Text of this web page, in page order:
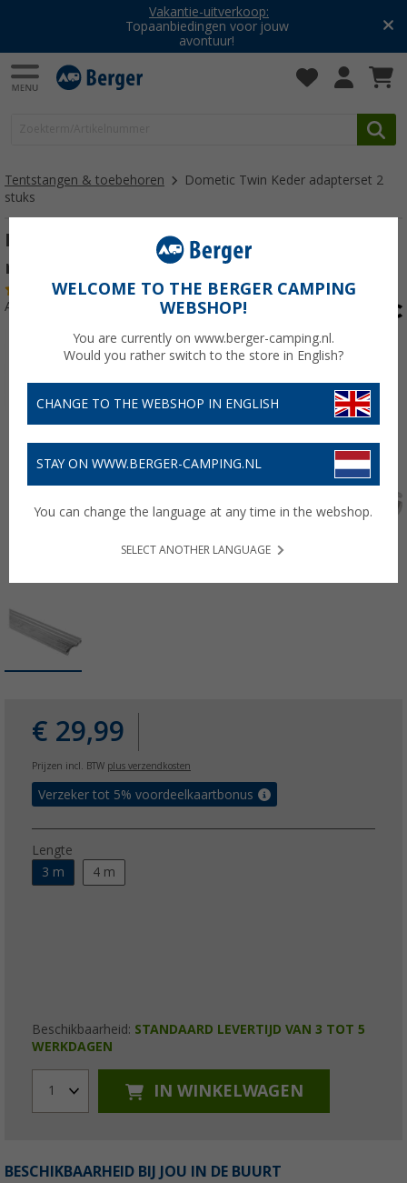
Vakantie-uitverkoop:
Topaanbiedingen voor jouw
avontuur!
Tentstangen & toebehoren
Dometic Twin Keder adapterset 2
stuks
Dometic Twin Keder adapterset 2 stuks 3
m
(6)
Artikelnr: 349290
€ 29,99
Prijzen incl. BTW plus verzendkosten
Verzeker tot 5% voordeelkaartbonus
Lengte
3 m
4 m
Beschikbaarheid: STANDAARD LEVERTIJD VAN 3 TOT 5
WERKDAGEN
1 IN WINKELWAGEN
BESCHIKBAARHEID BIJ JOU IN DE BUURT
WELCOME TO THE BERGER CAMPING
WEBSHOP!
You are currently on www.berger-camping.nl.
Would you rather switch to the store in English?
CHANGE TO THE WEBSHOP IN ENGLISH
STAY ON WWW.BERGER-CAMPING.NL
You can change the language at any time in the webshop.
SELECT ANOTHER LANGUAGE